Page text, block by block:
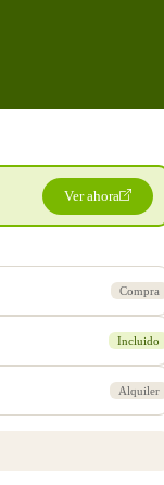
Ver ahora
Compra
Incluido
Alquiler